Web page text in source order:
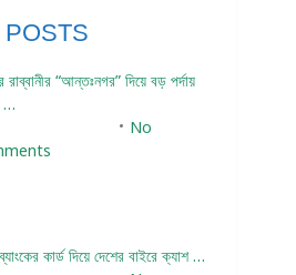
রাব্বানীর “আন্তঃনগর” দিয়ে বড় পর্দায়
…
No
কার্ড দিয়ে দেশের বাইরে ক্যাশ …